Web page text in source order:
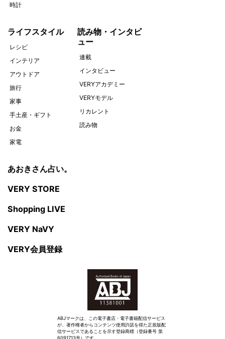
時計
ライフスタイル
レシピ
インテリア
アウトドア
旅行
家事
手土産・ギフト
お金
家電
読み物・インタビ
ュー
連載
インタビュー
VERYアカデミー
VERYモデル
リカレント
読み物
あおきさん占い。
VERY STORE
Shopping LIVE
VERY NaVY
VERY会員登録
ABJマークは、この電子書店・電子書籍配信サービス
が、著作権者からコンテンツ使用許諾を得た正規版配
信サービスであることを示す登録商標（登録番号 第